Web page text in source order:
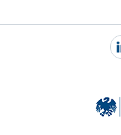
NOTIZIE
PEC MANTOVA MAIL